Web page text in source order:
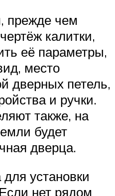
прежде чем
калитки,
её параметры,
место
дверных петель,
и ручки.
также, на
будет
дверца.
установки
нет рядом